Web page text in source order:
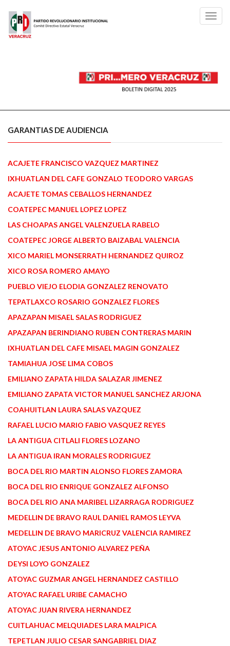
GARANTIAS DE AUDIENCIA
ACAJETE FRANCISCO VAZQUEZ MARTINEZ
IXHUATLAN DEL CAFE GONZALO TEODORO VARGAS
ACAJETE TOMAS CEBALLOS HERNANDEZ
COATEPEC MANUEL LOPEZ LOPEZ
LAS CHOAPAS ANGEL VALENZUELA RABELO
COATEPEC JORGE ALBERTO BAIZABAL VALENCIA
XICO MARIEL MONSERRATH HERNANDEZ QUIROZ
XICO ROSA ROMERO AMAYO
PUEBLO VIEJO ELODIA GONZALEZ RENOVATO
TEPATLAXCO ROSARIO GONZALEZ FLORES
APAZAPAN MISAEL SALAS RODRIGUEZ
APAZAPAN BERINDIANO RUBEN CONTRERAS MARIN
IXHUATLAN DEL CAFE MISAEL MAGIN GONZALEZ
TAMIAHUA JOSE LIMA COBOS
EMILIANO ZAPATA HILDA SALAZAR JIMENEZ
EMILIANO ZAPATA VICTOR MANUEL SANCHEZ ARJONA
COAHUITLAN LAURA SALAS VAZQUEZ
RAFAEL LUCIO MARIO FABIO VASQUEZ REYES
LA ANTIGUA CITLALI FLORES LOZANO
LA ANTIGUA IRAN MORALES RODRIGUEZ
BOCA DEL RIO MARTIN ALONSO FLORES ZAMORA
BOCA DEL RIO ENRIQUE GONZALEZ ALFONSO
BOCA DEL RIO ANA MARIBEL LIZARRAGA RODRIGUEZ
MEDELLIN DE BRAVO RAUL DANIEL RAMOS LEYVA
MEDELLIN DE BRAVO MARICRUZ VALENCIA RAMIREZ
ATOYAC JESUS ANTONIO ALVAREZ PEÑA
DEYSI LOYO GONZALEZ
ATOYAC GUZMAR ANGEL HERNANDEZ CASTILLO
ATOYAC RAFAEL URIBE CAMACHO
ATOYAC JUAN RIVERA HERNANDEZ
CUITLAHUAC MELQUIADES LARA MALPICA
TEPETLAN JULIO CESAR SANGABRIEL DIAZ